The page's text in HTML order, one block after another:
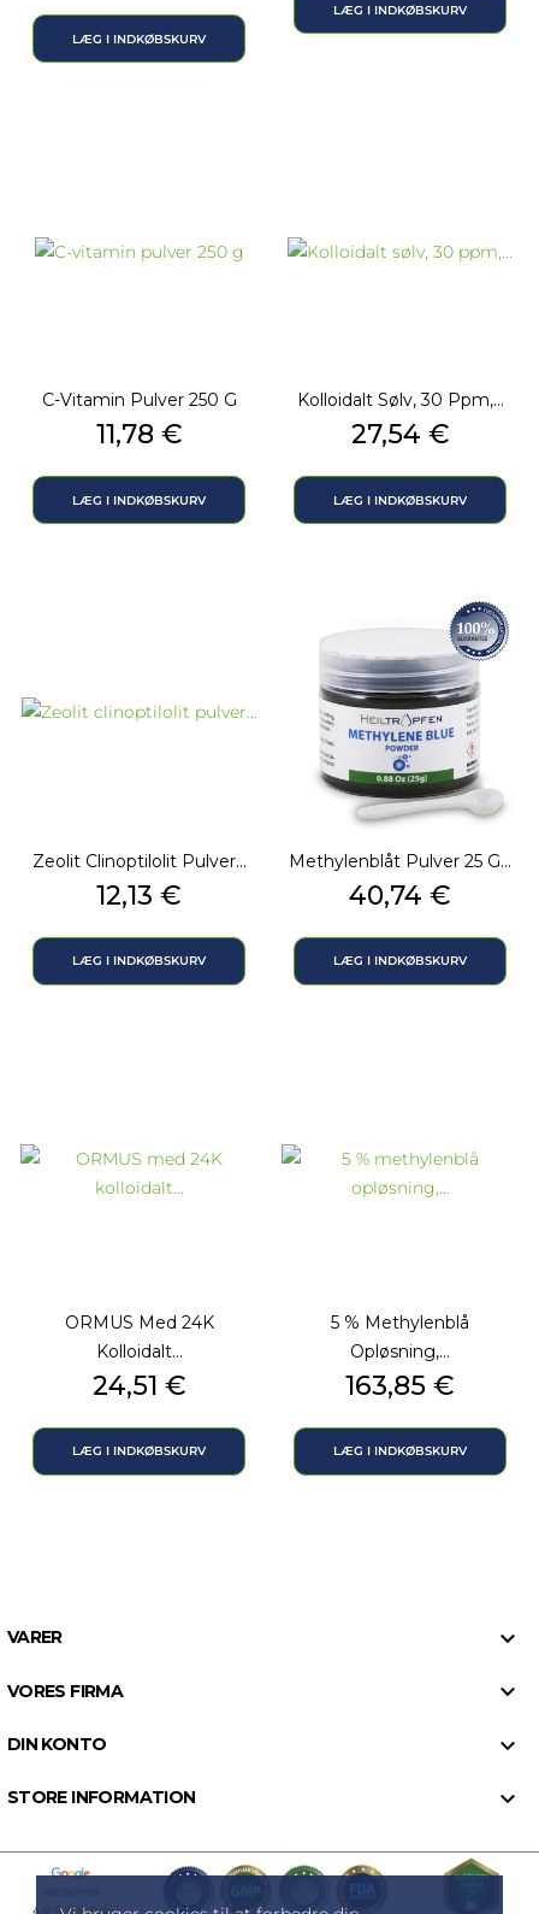
LÆG I INDKØBSKURV
LÆG I INDKØBSKURV
C-Vitamin Pulver 250 G
Pris
11,78 €
LÆG I INDKØBSKURV
Kolloidalt Sølv, 30 Ppm,...
Pris
27,54 €
LÆG I INDKØBSKURV
Zeolit Clinoptilolit Pulver...
Pris
12,13 €
LÆG I INDKØBSKURV
Methylenblåt Pulver 25 G...
Pris
40,74 €
LÆG I INDKØBSKURV
ORMUS Med 24K
Kolloidalt...
Pris
24,51 €
LÆG I INDKØBSKURV
5 % Methylenblå
Opløsning,...
Pris
163,85 €
LÆG I INDKØBSKURV
VARER 
VORES FIRMA 
DIN KONTO 
STORE INFORMATION 